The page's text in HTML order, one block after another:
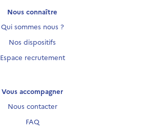
Nous connaître
Qui sommes nous ?
Nos dispositifs
Espace recrutement
Vous accompagner
Nous contacter
FAQ